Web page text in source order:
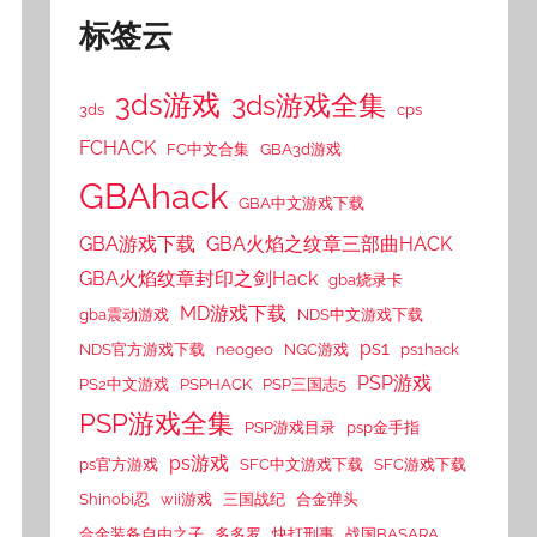
标签云
3ds 3ds游戏 3ds游戏全集 cps
FCHACK FC中文合集 GBA3d游戏
GBAhack GBA中文游戏下载
GBA游戏下载 GBA火焰之纹章三部曲HACK
GBA火焰纹章封印之剑Hack gba烧录卡
gba震动游戏
MD游戏下载
NDS中文游戏下载
NDS官方游戏下载
neogeo NGC游戏 ps1
ps1hack
PS2中文游戏
PSPHACK PSP三国志5 PSP游戏
PSP游戏全集 PSP游戏目录
psp金手指
ps官方游戏
ps游戏 SFC中文游戏下载 SFC游戏下载
Shinobi忍
wii游戏 三国战纪 合金弹头